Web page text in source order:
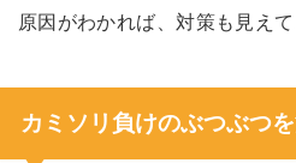
原因がわかれば、対策も見えて
カミソリ負けのぶつぶつ